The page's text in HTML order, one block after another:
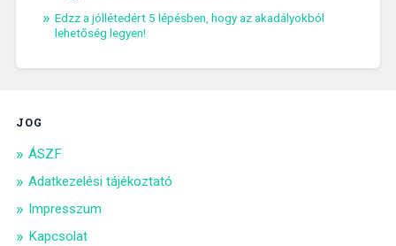
Edzz a jóllétedért 5 lépésben, hogy az akadályokból
lehetőség legyen!
JOG
ÁSZF
Adatkezelési tájékoztató
Impresszum
Kapcsolat